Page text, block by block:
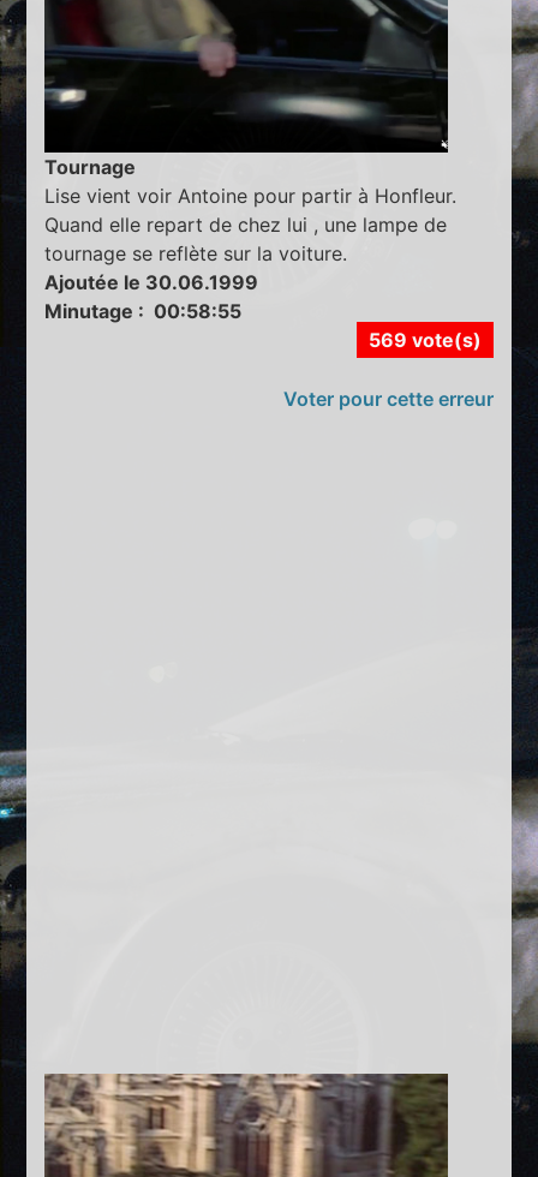
Tournage
Lise vient voir Antoine pour partir à Honfleur.
Quand elle repart de chez lui , une lampe de
tournage se reflète sur la voiture.
Ajoutée le 30.06.1999
Minutage : 00:58:55
569 vote(s)
Voter pour cette erreur